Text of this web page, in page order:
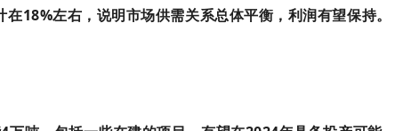
18%左右，说明市场供需关系总体平衡，利润有望保持。